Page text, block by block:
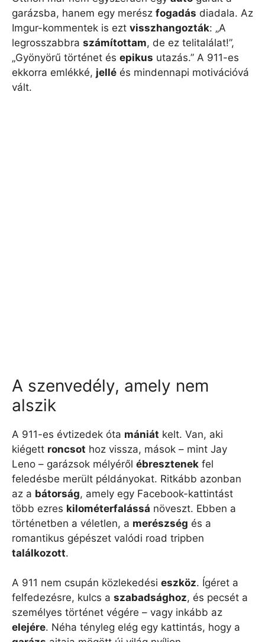
garázsba, hanem egy merész fogadás diadala. Az
Imgur-kommentek is ezt visszhangozták: „A
legrosszabbra számítottam, de ez telitalálat!”,
„Gyönyörű történet és epikus utazás.” A 911-es
ekkorra emlékké, jellé és mindennapi motivációvá
vált.
A szenvedély, amely nem
alszik
A 911-es évtizedek óta mániát kelt. Van, aki
kiégett roncsot hoz vissza, mások – mint Jay
Leno – garázsok mélyéről ébresztenek fel
feledésbe merült példányokat. Ritkább azonban
az a bátorság, amely egy Facebook-kattintást
több ezres kilométerfalássá növeszt. Ebben a
történetben a véletlen, a merészség és a
romantikus gépészet valódi road tripben
találkozott.
A 911 nem csupán közlekedési eszköz. Ígéret a
felfedezésre, kulcs a szabadsághoz, és pecsét a
személyes történet végére – vagy inkább az
elejére. Néha tényleg elég egy kattintás, hogy a